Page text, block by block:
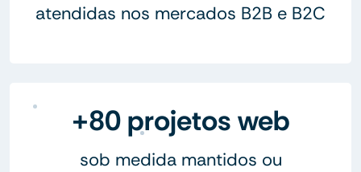
atendidas nos mercados B2B e B2C
+80 projetos web
sob medida mantidos ou